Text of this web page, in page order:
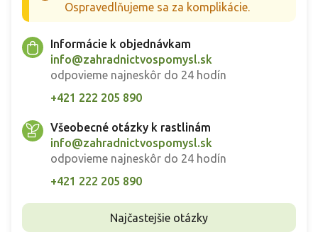
Ospravedlňujeme sa za komplikácie.
Informácie k objednávkam
info@zahradnictvospomysl.sk
odpovieme najneskôr do 24 hodín
+421 222 205 890
Všeobecné otázky k rastlinám
info@zahradnictvospomysl.sk
odpovieme najneskôr do 24 hodín
+421 222 205 890
Najčastejšie otázky